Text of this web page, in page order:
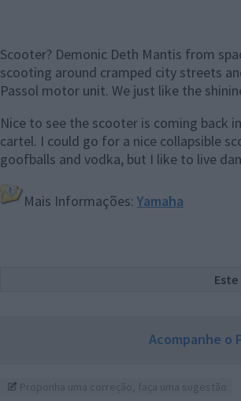
Scooter? Demonic Deth Mantis from
scooting around cramped city streets
Passol motor unit. We just like the
Nice to see the scooter is coming back
cartel. I could go for a nice collapsible
goofballs and vodka, but I like to live
Mais Informações: Yamaha
Acompanhe o